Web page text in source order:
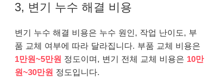
3, 변기 누수 해결 비용
변기 누수 해결 비용은 누수 원인, 작업 난이도, 부
품 교체 여부에 따라 달라집니다. 부품 교체 비용은
1만원~5만원 정도이며, 변기 전체 교체 비용은 10만
원~30만원 정도입니다.